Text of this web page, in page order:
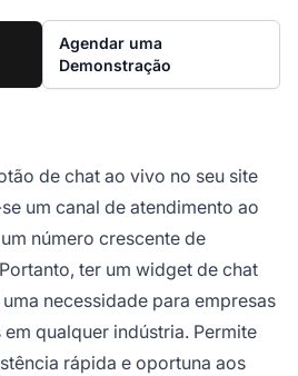
Agendar uma
Demonstração
de chat ao vivo no seu site
um canal de atendimento ao
número crescente de
ter um widget de chat
necessidade para empresas
qualquer indústria. Permite
rápida e oportuna aos